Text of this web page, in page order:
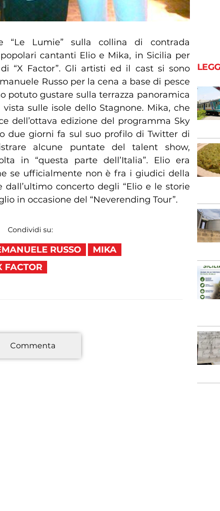
“Le Lumie” sulla collina di contrada
cantanti Elio e Mika, in Sicilia per
“X Factor”. Gli artisti ed il cast si sono
Russo per la cena a base di pesce
potuto gustare sulla terrazza panoramica
sulle isole dello Stagnone. Mika, che
dell’ottava edizione del programma Sky
due giorni fa sul suo profilo di Twitter di
alcune puntate del talent show,
in “questa parte dell’Italia”. Elio era
se ufficialmente non è fra i giudici della
dall’ultimo concerto degli “Elio e le storie
in occasione del “Neverending Tour”.
Condividi su:
RUSSO
MIKA
FACTOR
Commenta